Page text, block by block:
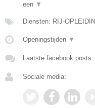
een ▼
Diensten: RIJ-
Openingstijden ▼
Laatste facebook posts
Sociale media: